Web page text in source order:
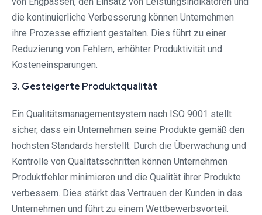
die kontinuierliche Verbesserung können Unternehmen
ihre Prozesse effizient gestalten. Dies führt zu einer
Reduzierung von Fehlern, erhöhter Produktivität und
Kosteneinsparungen.
3. Gesteigerte Produktqualität
Ein Qualitätsmanagementsystem nach ISO 9001 stellt
sicher, dass ein Unternehmen seine Produkte gemäß den
höchsten Standards herstellt. Durch die Überwachung und
Kontrolle von Qualitätsschritten können Unternehmen
Produktfehler minimieren und die Qualität ihrer Produkte
verbessern. Dies stärkt das Vertrauen der Kunden in das
Unternehmen und führt zu einem Wettbewerbsvorteil.